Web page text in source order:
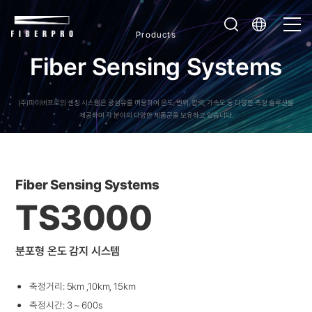
Products
Fiber Sensing Systems
(주)파이버프로의 센싱 시스템은 광섬유를 이용하여 온도, 변위, 압력, 가속도 등다양한 측정 솔루션을
제공하며 각 분야의 다양한 제품군을 보유하고 있습니다.
Fiber Sensing Systems
TS3000
분포형 온도 감지 시스템
축정거리: 5km ,10km, 15km
측정시간: 3 ~ 600s